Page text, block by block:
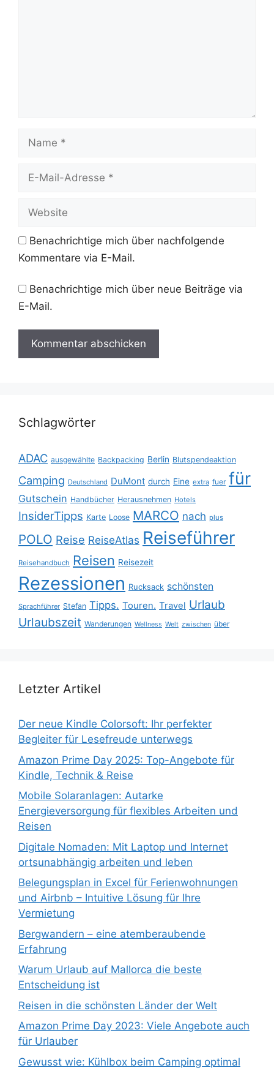
Name
Website
Benachrichtige mich über nachfolgende
Kommentare via E-Mail.
Benachrichtige mich über neue Beiträge via
E-Mail.
Schlagwörter
ADAC ausgewählte Backpacking Berlin Blutspendeaktion
Camping Deutschland DuMont durch Eine extra fuer für
Gutschein Handbücher Herausnehmen Hotels
InsiderTipps Karte Loose MARCO nach plus
POLO Reise ReiseAtlas Reiseführer
Reisehandbuch Reisen Reisezeit
Rezessionen Rucksack schönsten
Sprachführer Stefan Tipps. Touren. Travel Urlaub
Urlaubszeit Wanderungen Wellness Welt zwischen über
Letzter Artikel
Der neue Kindle Colorsoft: Ihr perfekter
Begleiter für Lesefreude unterwegs
Amazon Prime Day 2025: Top-Angebote für
Kindle, Technik & Reise
Mobile Solaranlagen: Autarke
Energieversorgung für flexibles Arbeiten und
Reisen
Digitale Nomaden: Mit Laptop und Internet
ortsunabhängig arbeiten und leben
Belegungsplan in Excel für Ferienwohnungen
und Airbnb – Intuitive Lösung für Ihre
Vermietung
Bergwandern – eine atemberaubende
Erfahrung
Warum Urlaub auf Mallorca die beste
Entscheidung ist
Reisen in die schönsten Länder der Welt
Amazon Prime Day 2023: Viele Angebote auch
für Urlauber
Gewusst wie: Kühlbox beim Camping optimal